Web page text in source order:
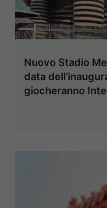
Nuovo Stadio
data
giocheranno